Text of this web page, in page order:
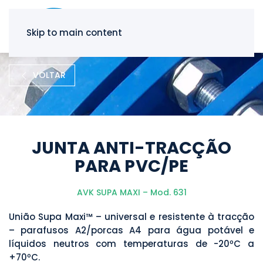
Skip to main content
VOLTAR
JUNTA ANTI-TRACÇÃO
PARA PVC/PE
AVK SUPA MAXI – Mod. 631
União Supa Maxi™ – universal e resistente à tracção
– parafusos A2/porcas A4 para água potável e
líquidos neutros com temperaturas de -20ºC a
+70ºC.